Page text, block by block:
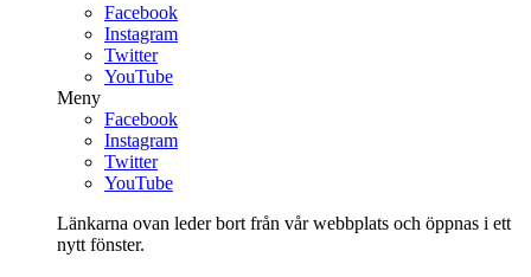
Facebook
Instagram
Twitter
YouTube
Meny
Facebook
Instagram
Twitter
YouTube
Länkarna ovan leder bort från vår webbplats och öppnas i ett
nytt fönster.